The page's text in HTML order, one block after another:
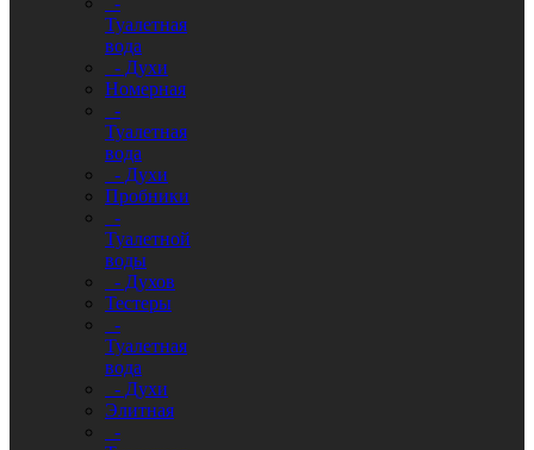
Туалетная
вода
- Духи
Номерная
-
Туалетная
вода
- Духи
Пробники
-
Туалетной
воды
- Духов
Тестеры
-
Туалетная
вода
- Духи
Элитная
-